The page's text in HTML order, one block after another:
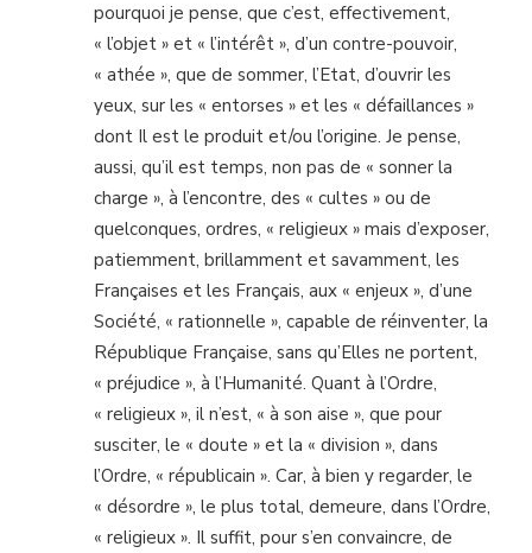
pourquoi je pense, que c’est, effectivement,
« l’objet » et « l’intérêt », d’un contre-pouvoir,
« athée », que de sommer, l’Etat, d’ouvrir les
yeux, sur les « entorses » et les « défaillances »
dont Il est le produit et/ou l’origine. Je pense,
aussi, qu’il est temps, non pas de « sonner la
charge », à l’encontre, des « cultes » ou de
quelconques, ordres, « religieux » mais d’exposer,
patiemment, brillamment et savamment, les
Françaises et les Français, aux « enjeux », d’une
Société, « rationnelle », capable de réinventer, la
République Française, sans qu’Elles ne portent,
« préjudice », à l’Humanité. Quant à l’Ordre,
« religieux », il n’est, « à son aise », que pour
susciter, le « doute » et la « division », dans
l’Ordre, « républicain ». Car, à bien y regarder, le
« désordre », le plus total, demeure, dans l’Ordre,
« religieux ». Il suffit, pour s’en convaincre, de